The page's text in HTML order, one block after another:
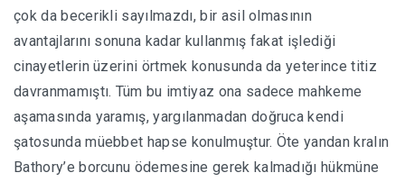
çok da becerikli sayılmazdı, bir asil olmasının
avantajlarını sonuna kadar kullanmış fakat işlediği
cinayetlerin üzerini örtmek konusunda da yeterince titiz
davranmamıştı. Tüm bu imtiyaz ona sadece mahkeme
aşamasında yaramış, yargılanmadan doğruca kendi
şatosunda müebbet hapse konulmuştur. Öte yandan kralın
Bathory’e borcunu ödemesine gerek kalmadığı hükmüne